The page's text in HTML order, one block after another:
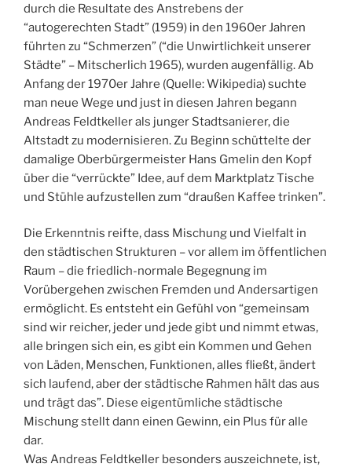
durch die Resultate des Anstrebens der
“autogerechten Stadt” (1959) in den 1960er Jahren
führten zu “Schmerzen” (“die Unwirtlichkeit unserer
Städte” – Mitscherlich 1965), wurden augenfällig. Ab
Anfang der 1970er Jahre (Quelle: Wikipedia) suchte
man neue Wege und just in diesen Jahren begann
Andreas Feldtkeller als junger Stadtsanierer, die
Altstadt zu modernisieren. Zu Beginn schüttelte der
damalige Oberbürgermeister Hans Gmelin den Kopf
über die “verrückte” Idee, auf dem Marktplatz Tische
und Stühle aufzustellen zum “draußen Kaffee trinken”.
Die Erkenntnis reifte, dass Mischung und Vielfalt in
den städtischen Strukturen – vor allem im öffentlichen
Raum – die friedlich-normale Begegnung im
Vorübergehen zwischen Fremden und Andersartigen
ermöglicht. Es entsteht ein Gefühl von “gemeinsam
sind wir reicher, jeder und jede gibt und nimmt etwas,
alle bringen sich ein, es gibt ein Kommen und Gehen
von Läden, Menschen, Funktionen, alles fließt, ändert
sich laufend, aber der städtische Rahmen hält das aus
und trägt das”. Diese eigentümliche städtische
Mischung stellt dann einen Gewinn, ein Plus für alle
dar.
Was Andreas Feldtkeller besonders auszeichnete, ist,